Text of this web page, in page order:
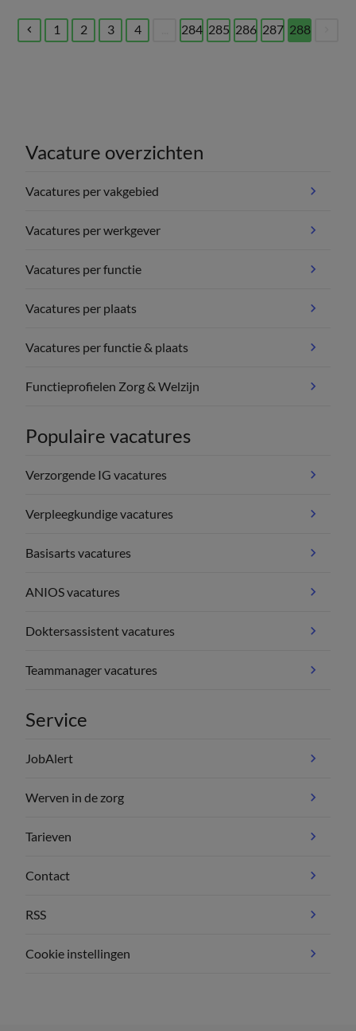
1 2 3 4 284 285 286 287 288
(current)
Vacature overzichten
Vacatures per vakgebied
Vacatures per werkgever
Vacatures per functie
Vacatures per plaats
Vacatures per functie & plaats
Functieprofielen Zorg & Welzijn
Populaire vacatures
Verzorgende IG vacatures
Verpleegkundige vacatures
Basisarts vacatures
ANIOS vacatures
Doktersassistent vacatures
Teammanager vacatures
Service
JobAlert
Werven in de zorg
Tarieven
Contact
RSS
Cookie instellingen